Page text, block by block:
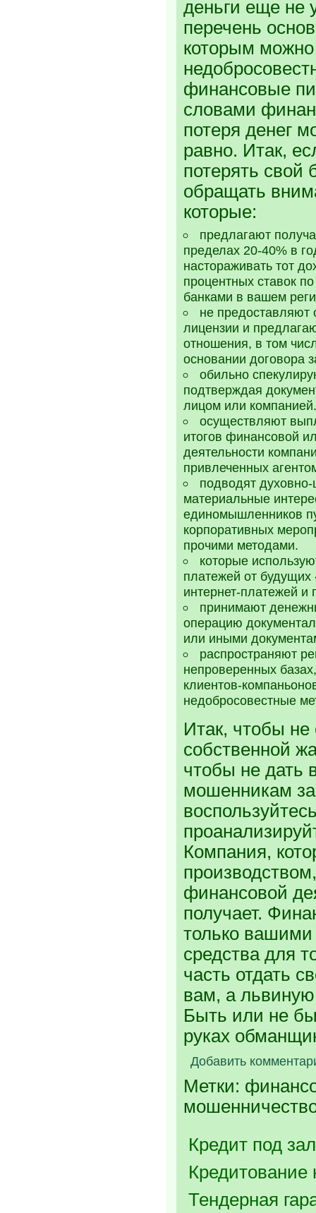
деньги еще не
перечень
которым
финансовые
словами
потеря денег
равно. Итак,
потерять свой
обращать
которые:
предлагают
пределах 20-40% в
настораживать тот
процентных ставок
банками в вашем
не предоставляют
лицензии и
отношения, в том
основании договора
обильно
подтверждая
лицом или компанией.
осуществляют
итогов финансовой
деятельности
привлеченных
подводят
материальные
единомышленников
корпоративных
прочими методами.
которые
платежей от
интернет-платежей
принимают
операцию
или иными
распространяют
непроверенных
клиентов-
недобросовестные
Итак, чтобы не
собственной
чтобы не дать
мошенникам
Компания,
финансовой
получает.
только
средства для
часть отдать
вам, а
Быть или не
руках
Добавить
Метки:
Кредит под
Тендерная